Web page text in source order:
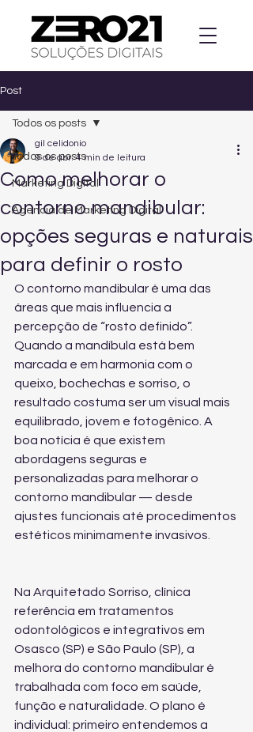
Post
Todos os posts
Marketing Digital
Agencia de Marketing Digital
Todos os posts
Como melhorar o
contorno mandibular:
opções seguras e naturais
para definir o rosto
gil celidonio
9 de abr. 4 min de leitura
O contorno mandibular é uma das
áreas que mais influencia a
percepção de “rosto definido”.
Quando a mandíbula está bem
marcada e em harmonia com o
queixo, bochechas e sorriso, o
resultado costuma ser um visual mais
equilibrado, jovem e fotogênico. A
boa notícia é que existem
abordagens seguras e
personalizadas para melhorar o
contorno mandibular — desde
ajustes funcionais até procedimentos
estéticos minimamente invasivos.
Na Arquitetado Sorriso, clínica
referência em tratamentos
odontológicos e integrativos em
Osasco (SP) e São Paulo (SP), a
melhora do contorno mandibular é
trabalhada com foco em saúde,
função e naturalidade. O plano é
individual: primeiro entendemos a